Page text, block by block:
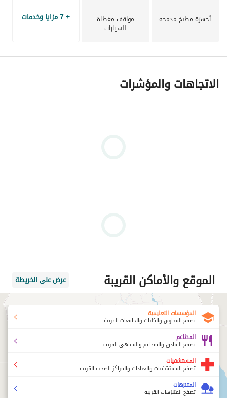
أجهزة مطبخ مدمجة مواقف مغطاة
للسيارات
+ 7 مزايا وخدمات
الاتجاهات والمؤشرات
الموقع والأماكن القريبة عرض على الخريطة
المؤسسات التعليمية
تصفح المدارس والكليات والجامعات القريبة
المطاعم
تصفح الفنادق والمطاعم والمقاهي القريب
المستشفيات
تصفح المستشفيات والعيادات والمراكز الصحية القريبة
المتنزهات
تصفح المتنزهات القريبة